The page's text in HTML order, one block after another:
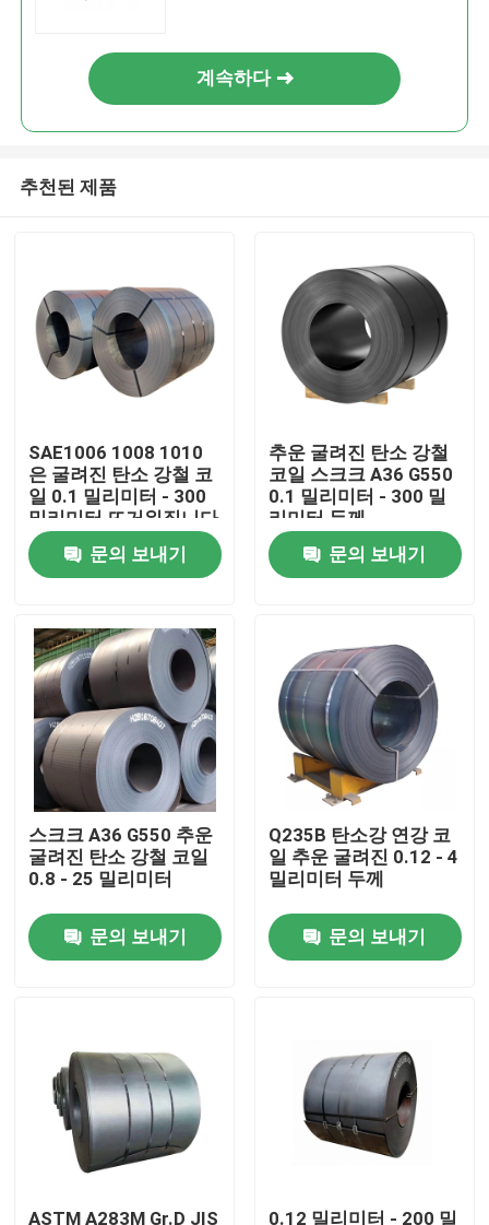
회사 소개
접촉
제품 소개
보일러 가열로 부분
석탄 보일러부
무계목 강관
이음새가 없는 합금 파이프
고압 보일러 배관
계속하다
추천된 제품
SAE1006 1008 1010
은 굴려진 탄소 강철 코
일 0.1 밀리미터 - 300
밀리미터 뜨거워집니다
문의 보내기
추운 굴려진 탄소 강철
코일 스크크 A36 G550
0.1 밀리미터 - 300 밀
리미터 두께
문의 보내기
스크크 A36 G550 추운
굴려진 탄소 강철 코일
0.8 - 25 밀리미터
문의 보내기
Q235B 탄소강 연강 코
일 추운 굴려진 0.12 - 4
밀리미터 두께
문의 보내기
ASTM A283M Gr.D JIS 0.12 밀리미터 - 200 밀